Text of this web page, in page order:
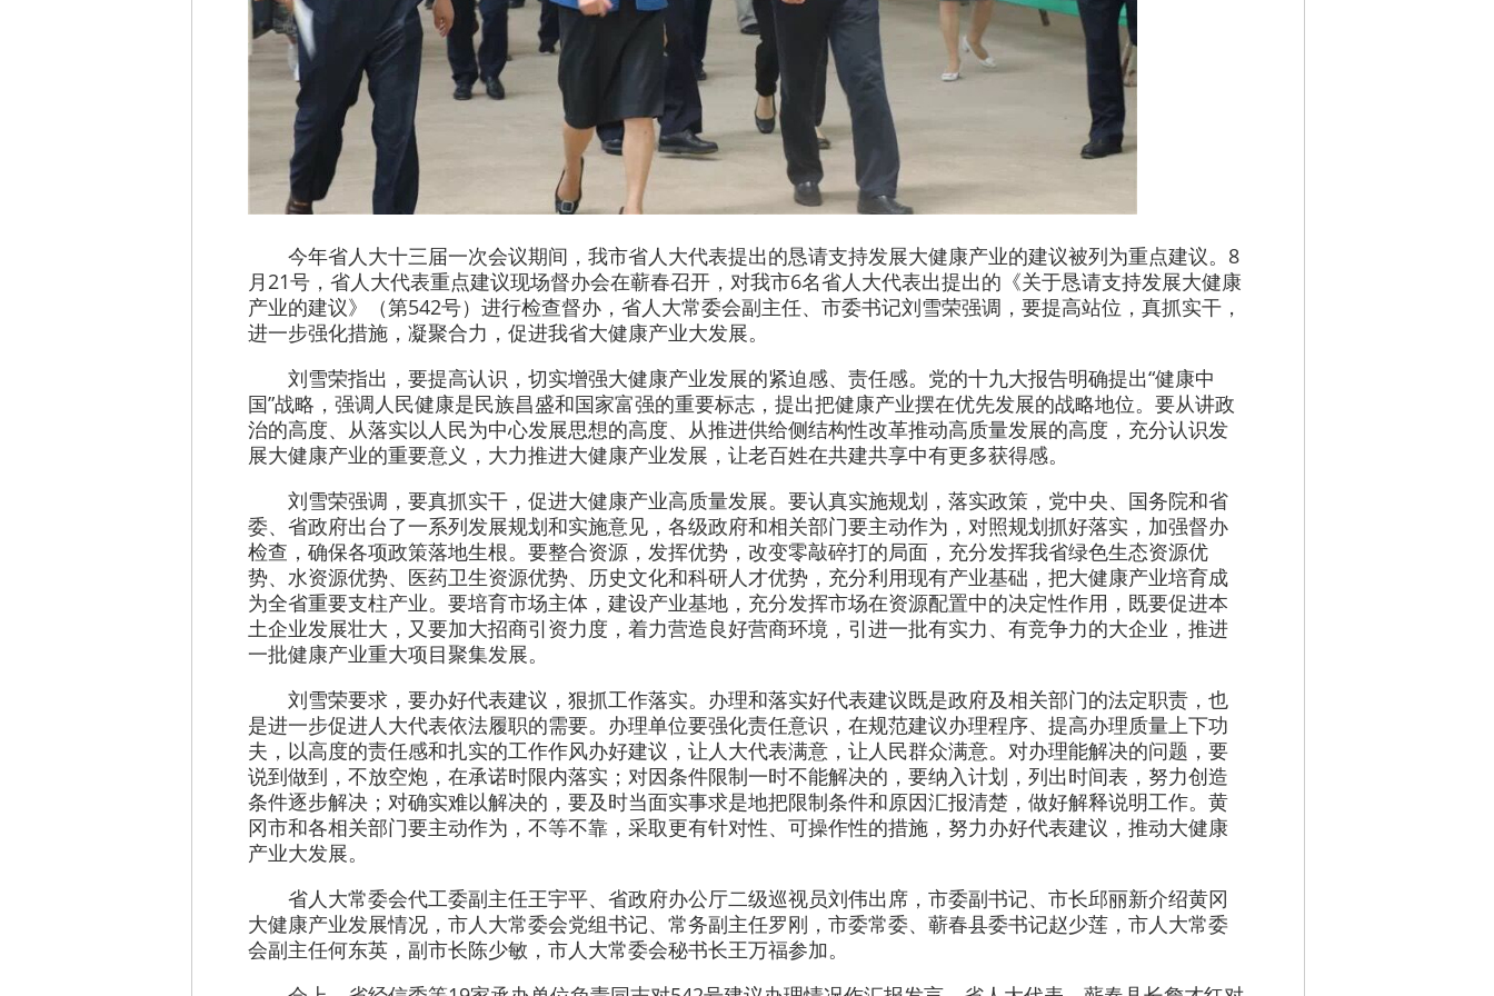
今年省人大十三届一次会议期间，我市省人大代表提出的恳请支持发展大健康产业的建议被列为重点建议。8
月21号，省人大代表重点建议现场督办会在蕲春召开，对我市6名省人大代表出提出的《关于恳请支持发展大健康
产业的建议》（第542号）进行检查督办，省人大常委会副主任、市委书记刘雪荣强调，要提高站位，真抓实干，
进一步强化措施，凝聚合力，促进我省大健康产业大发展。
刘雪荣指出，要提高认识，切实增强大健康产业发展的紧迫感、责任感。党的十九大报告明确提出“健康中
国”战略，强调人民健康是民族昌盛和国家富强的重要标志，提出把健康产业摆在优先发展的战略地位。要从讲政
治的高度、从落实以人民为中心发展思想的高度、从推进供给侧结构性改革推动高质量发展的高度，充分认识发
展大健康产业的重要意义，大力推进大健康产业发展，让老百姓在共建共享中有更多获得感。
刘雪荣强调，要真抓实干，促进大健康产业高质量发展。要认真实施规划，落实政策，党中央、国务院和省
委、省政府出台了一系列发展规划和实施意见，各级政府和相关部门要主动作为，对照规划抓好落实，加强督办
检查，确保各项政策落地生根。要整合资源，发挥优势，改变零敲碎打的局面，充分发挥我省绿色生态资源优
势、水资源优势、医药卫生资源优势、历史文化和科研人才优势，充分利用现有产业基础，把大健康产业培育成
为全省重要支柱产业。要培育市场主体，建设产业基地，充分发挥市场在资源配置中的决定性作用，既要促进本
土企业发展壮大，又要加大招商引资力度，着力营造良好营商环境，引进一批有实力、有竞争力的大企业，推进
一批健康产业重大项目聚集发展。
刘雪荣要求，要办好代表建议，狠抓工作落实。办理和落实好代表建议既是政府及相关部门的法定职责，也
是进一步促进人大代表依法履职的需要。办理单位要强化责任意识，在规范建议办理程序、提高办理质量上下功
夫，以高度的责任感和扎实的工作作风办好建议，让人大代表满意，让人民群众满意。对办理能解决的问题，要
说到做到，不放空炮，在承诺时限内落实；对因条件限制一时不能解决的，要纳入计划，列出时间表，努力创造
条件逐步解决；对确实难以解决的，要及时当面实事求是地把限制条件和原因汇报清楚，做好解释说明工作。黄
冈市和各相关部门要主动作为，不等不靠，采取更有针对性、可操作性的措施，努力办好代表建议，推动大健康
产业大发展。
省人大常委会代工委副主任王宇平、省政府办公厅二级巡视员刘伟出席，市委副书记、市长邱丽新介绍黄冈
大健康产业发展情况，市人大常委会党组书记、常务副主任罗刚，市委常委、蕲春县委书记赵少莲，市人大常委
会副主任何东英，副市长陈少敏，市人大常委会秘书长王万福参加。